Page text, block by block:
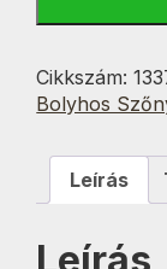
cm
mennyiség
Cikkszám:
Bolyhos
Leírás